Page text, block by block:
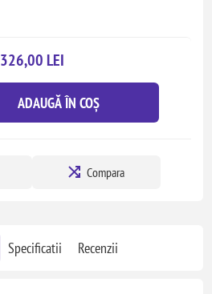
326,00 LEI
ADAUGĂ ÎN COȘ
Compara
Specificatii Recenzii